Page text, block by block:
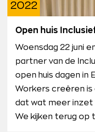
2022
Open huis
Woensdag 22 juni
partner van de
open huis dagen in
Workers creëren is
dat wat meer inzet
We kijken terug op